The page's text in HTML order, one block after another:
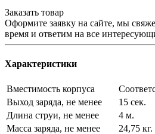
Заказать товар
Оформите заявку на сайте, мы
время и ответим на все
Характеристики
Вместимость корпуса
Выход заряда, не менее
15 сек.
Длина струи, не менее
4 м.
Масса заряда, не менее
24,75 кг.